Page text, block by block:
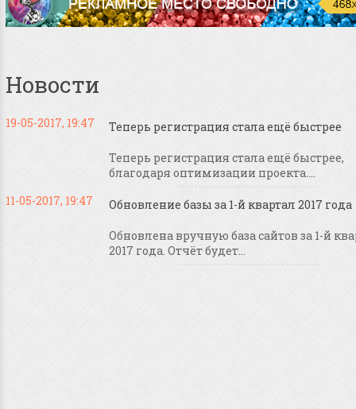
Новости
19-05-2017, 19:47 Теперь регистрация стала ещё быстрее
Теперь регистрация стала ещё быстрее,
благодаря оптимизации проекта....
11-05-2017, 19:47
Обновление базы за 1-й квартал 2017 года
Обновлена вручную база сайтов за 1-й
2017 года. Отчёт будет...